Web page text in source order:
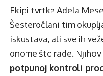
Ekipi tvrtke Adela
Šesteročlani tim
iskustava, ali sve ih
onome što rade.
potpunoj kontroli